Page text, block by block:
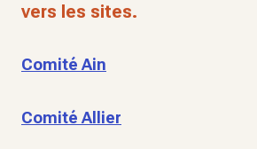
vers les sites.
Comité Ain
Comité Allier